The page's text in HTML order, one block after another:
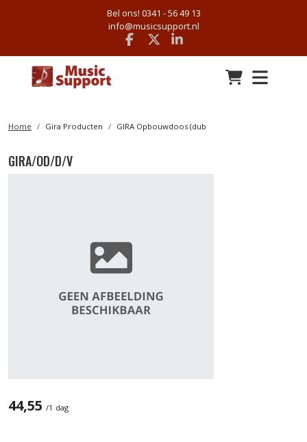
Bel ons! 0341 - 56 49 13
info@musicsupport.nl
Facebook
x linkedin
Home Gira Producten GIRA Opbouwdoos (dub
GIRA/OD/D/V
44,55 /1 dag